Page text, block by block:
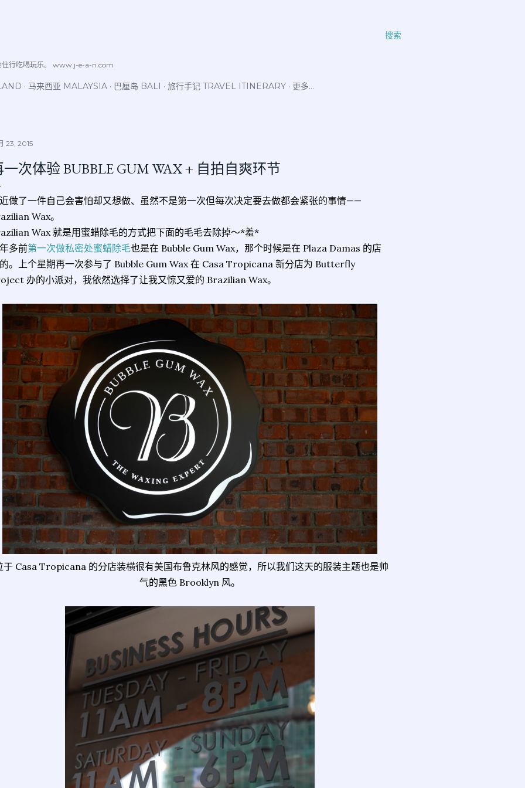
搜索
住行吃喝玩乐。 www.j-e-a-n.com
马来西亚 MALAYSIA 巴厘岛 BALI 旅行手记 TRAVEL ITINERARY 更多…
23, 2015
一次体验 BUBBLE GUM WAX + 自拍自爽环节
做了一件自己会害怕却又想做、虽然不是第一次但每次决定要去做都会紧张的事情——
Wax。
Wax 就是用蜜蜡除毛的方式把下面的毛毛去除掉～*羞*
多前第一次做私密处蜜蜡除毛也是在 Bubble Gum Wax，那个时候是在 Plaza Damas 的店
。上个星期再一次参与了 Bubble Gum Wax 在 Casa Tropicana 新分店为 Butterfly
办的小派对，我依然选择了让我又惊又爱的 Brazilian Wax。
Casa Tropicana 的分店装横很有美国布鲁克林风的感觉，所以我们这天的服装主题也是帅
气的黑色 Brooklyn 风。